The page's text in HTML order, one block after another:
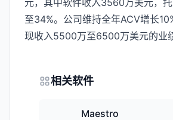
至34%。公司维持全年ACV增长
现收入5500万至6500万美元的业
相关软件
Maestro